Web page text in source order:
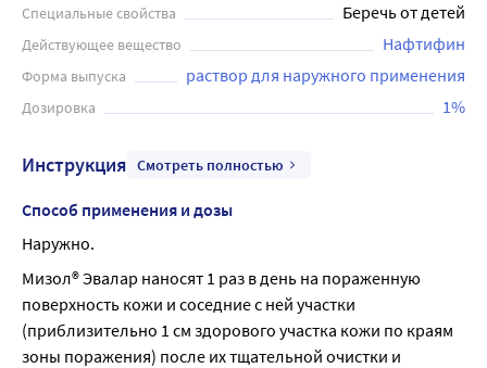
Специальные свойства Беречь от детей
Действующее вещество Нафтифин
Форма выпуска раствор для наружного применения
Дозировка 1%
Инструкция Смотреть полностью
Способ применения и дозы
Наружно.
Мизол® Эвалар наносят 1 раз в день на пораженную
поверхность кожи и соседние с ней участки
(приблизительно 1 см здорового участка кожи по краям
зоны поражения) после их тщательной очистки и